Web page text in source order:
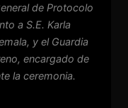
de Protocolo
a S.E. Karla
y el Guardia
encargado de
la ceremonia.